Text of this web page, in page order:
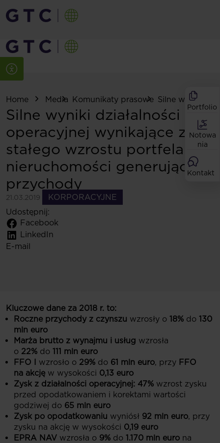
Portfolio
Notowa
nia
Kontakt
Home Media Komunikaty prasowe Silne wyniki
Silne wyniki działalności
operacyjnej wynikające ze
stałego wzrostu portfela
nieruchomości generujących
przychody
21.03.2019
KORPORACYJNE
Udostępnij:
Facebook
LinkedIn
E-mail
Kluczowe dane za 2018 r. to:
Roczne przychody z czynszu wzrosły o 18% do 130
mln euro
Marża brutto z wynajmu i usług wzrosła
o 22% do 111 mln euro
FFO I
wzrosło o 29% do 61 mln euro, przy FFO
na akcję w wysokości 0,13 euro
Zysk z działalności operacyjnej: 47% wzrost zysku
przed opodatkowaniem i korektami wartości
godziwej do 65 mln euro
Zysk po opodatkowaniu wyniósł 92 mln euro, przy
zysku na akcję w wysokości 0,19 euro
EPRA NAV wzrosła o 9% do 1.170 mln euro na